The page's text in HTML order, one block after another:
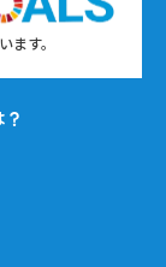
す。